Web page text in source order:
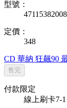
型號：
47115382008
定價：
348
CD 華納 狂飆90
售完
付款限定
線上刷卡7-